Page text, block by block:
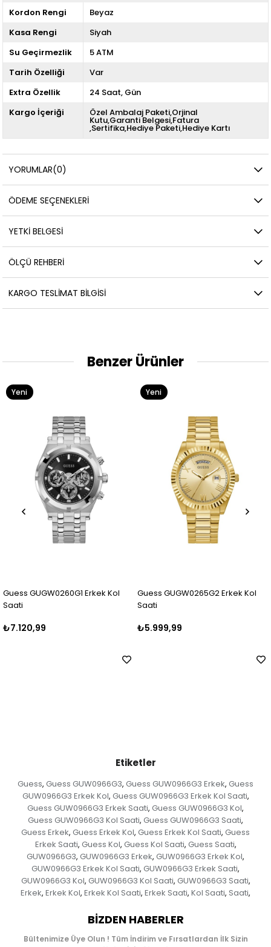
Kordon Rengi
Beyaz
Kasa Rengi
Siyah
Su Geçirmezlik
5 ATM
Tarih Özelliği
Var
Extra Özellik
24 Saat Gün
Kargo İçeriği
Özel Ambalaj Paketi,Orjinal
Kutu,Garanti Belgesi,Fatura
,Sertifika,Hediye Paketi,Hediye Kartı
YORUMLAR(0)
ÖDEME SEÇENEKLERI
YETKİ BELGESİ
ÖLÇÜ REHBERI
KARGO TESLIMAT BILGISI
Benzer Ürünler
Erkek Kol
Guess GUGW0265G2 Erkek Kol
₺5.999,99
Guess
Etiketler
Guess, Guess GUW0966G3, Guess GUW0966G3 Erkek, Guess
GUW0966G3 Erkek Kol, Guess GUW0966G3 Erkek Kol Saati,
Guess GUW0966G3 Erkek Saati, Guess GUW0966G3 Kol,
Guess GUW0966G3 Kol Saati, Guess GUW0966G3 Saati,
Guess Erkek, Guess Erkek Kol, Guess Erkek Kol Saati, Guess
Erkek Saati, Guess Kol, Guess Kol Saati, Guess Saati,
GUW0966G3, GUW0966G3 Erkek, GUW0966G3 Erkek Kol,
GUW0966G3 Erkek Kol Saati, GUW0966G3 Erkek Saati,
GUW0966G3 Kol, GUW0966G3 Kol Saati, GUW0966G3 Saati,
Erkek, Erkek Kol, Erkek Kol Saati, Erkek Saati, Kol Saati, Saati,
BIZDEN HABERLER
Bültenimize Üye Olun ! Tüm İndirim ve Fırsatlardan İlk Sizin